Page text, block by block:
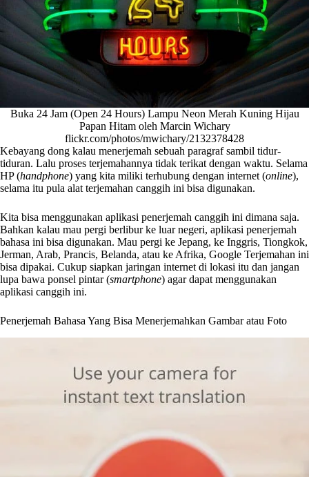
Buka 24 Jam (Open 24 Hours) Lampu Neon Merah Kuning Hijau
Papan Hitam oleh Marcin Wichary
flickr.com/photos/mwichary/2132378428
Kebayang dong kalau menerjemah sebuah paragraf sambil tidur-
tiduran. Lalu proses terjemahannya tidak terikat dengan waktu. Selama
HP (handphone) yang kita miliki terhubung dengan internet (online),
selama itu pula alat terjemahan canggih ini bisa digunakan.
Kita bisa menggunakan aplikasi penerjemah canggih ini dimana saja.
Bahkan kalau mau pergi berlibur ke luar negeri, aplikasi penerjemah
bahasa ini bisa digunakan. Mau pergi ke Jepang, ke Inggris, Tiongkok,
Jerman, Arab, Prancis, Belanda, atau ke Afrika, Google Terjemahan ini
bisa dipakai. Cukup siapkan jaringan internet di lokasi itu dan jangan
lupa bawa ponsel pintar (smartphone) agar dapat menggunakan
aplikasi canggih ini.
Penerjemah Bahasa Yang Bisa Menerjemahkan Gambar atau Foto